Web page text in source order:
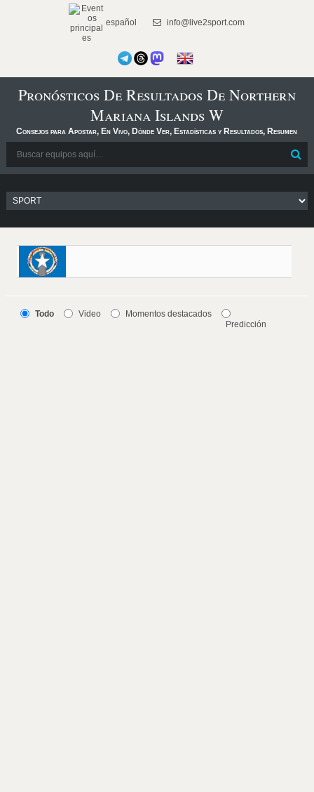
español info@live2sport.com
Pronósticos De Resultados De Northern
Mariana Islands W
Consejos para Apostar, En Vivo, Dónde Ver, Estadísticas y Resultados, Resumen
Todo Video
Momentos destacados
Predicción